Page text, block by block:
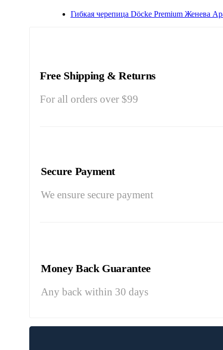
Гибкая черепица Döcke Premium Женева
Free Shipping & Returns
For all orders over $99
Secure Payment
We ensure secure payment
Money Back Guarantee
Any back within 30 days